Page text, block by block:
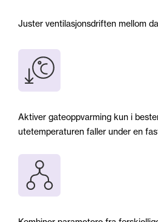
Juster ventilasjonsdriften mellom
Aktiver gateoppvarming kun i
utetemperaturen faller under en